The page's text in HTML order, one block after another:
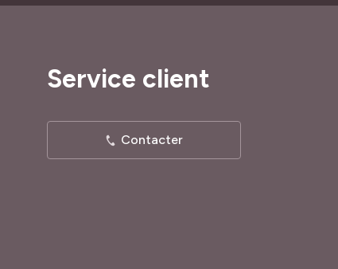
Service client
Contacter